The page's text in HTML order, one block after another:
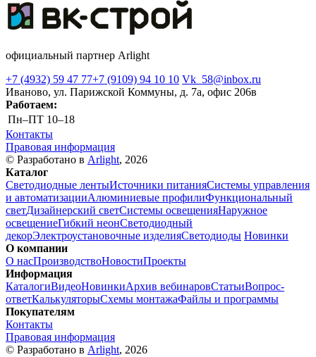
официальный партнер Arlight
+7 (4932) 59 47 77+7 (9109) 94 10 10 Vk_58@inbox.ru
Иваново, ул. Парижской Коммуны, д. 7а, офис 206в
Работаем:
Пн–ПТ 10–18
Контакты
Правовая информация
© Разработано в Arlight, 2026
Каталог
Светодиодные лентыИсточники питанияСистемы управления
и автоматизацииАлюминиевые профилиФункциональный
светДизайнерский светСистемы освещенияНаружное
освещениеГибкий неонСветодиодный
декорЭлектроустановочные изделияСветодиоды Новинки
О компании
О насПроизводствоНовостиПроекты
Информация
КаталогиВидеоНовинкиАрхив вебинаровСтатьиВопрос-
ответКалькуляторыСхемы монтажаФайлы и программы
Покупателям
Контакты
Правовая информация
© Разработано в Arlight, 2026